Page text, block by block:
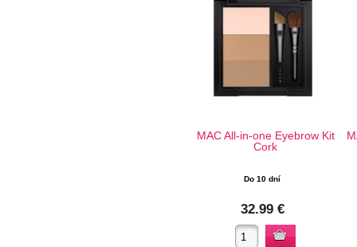
MAC All-in-one Eyebrow Kit
Cork
Do 10 dní
32.99 €